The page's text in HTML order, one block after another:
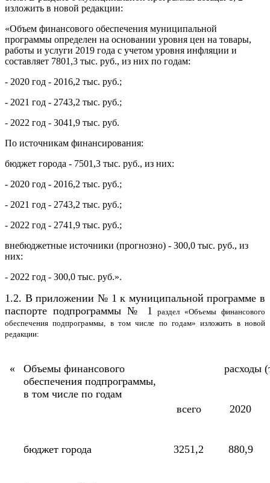
изложить в новой редакции:
«Объем финансового обеспечения муниципальной
программы определен на основании уровня цен на товары,
работы и услуги 2019 года с учетом уровня инфляции и
составляет 7801,3 тыс. руб., из них по годам:
- 2020 год - 2016,2 тыс. руб.;
- 2021 год - 2743,2 тыс. руб.;
- 2022 год - 3041,9 тыс. руб.
По источникам финансирования:
бюджет города - 7501,3 тыс. руб., из них:
- 2020 год - 2016,2 тыс. руб.;
- 2021 год - 2743,2 тыс. руб.;
- 2022 год - 2741,9 тыс. руб.;
внебюджетные источники (прогнозно) - 300,0 тыс. руб., из
них:
- 2022 год - 300,0 тыс. руб.».
1.2. В приложении № 1 к муниципальной программе в
паспорте подпрограммы № 1 раздел «Объемы финансового
обеспечения подпрограммы, в том числе по годам» изложить в новой
редакции:
«
Объемы финансового
обеспечения подпрограммы,
в том числе по годам
расходы
всего 2020
бюджет города 3251,2 880,9